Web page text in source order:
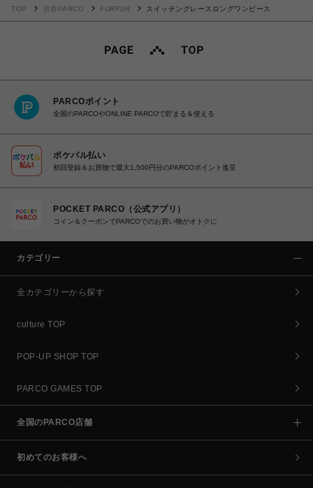
TOP 渋谷PARCO FURFUR スイッチングレースロングワンピース
PARCOポイント
全国のPARCOやONLINE PARCOで貯まる＆使える
ポケパル払い
初回登録＆お買物で最大1,500円分のPARCOポイント進呈
POCKET PARCO（公式アプリ）
コイン＆クーポンでPARCOでのお買い物がオトクに
カテゴリー
全カテゴリーから探す
culture TOP
POP-UP SHOP TOP
PARCO GAMES TOP
全国のPARCO店舗
初めてのお客様へ